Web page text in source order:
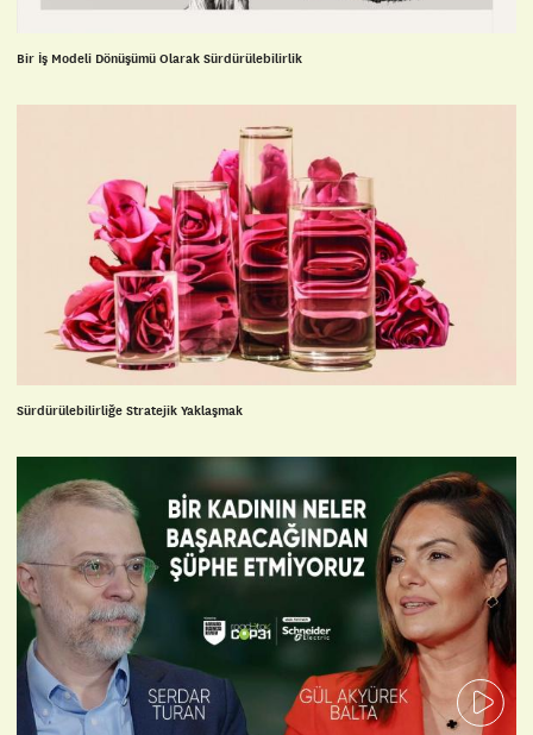
Bir İş Modeli Dönüşümü Olarak Sürdürülebilirlik
Sürdürülebilirliğe Stratejik Yaklaşmak